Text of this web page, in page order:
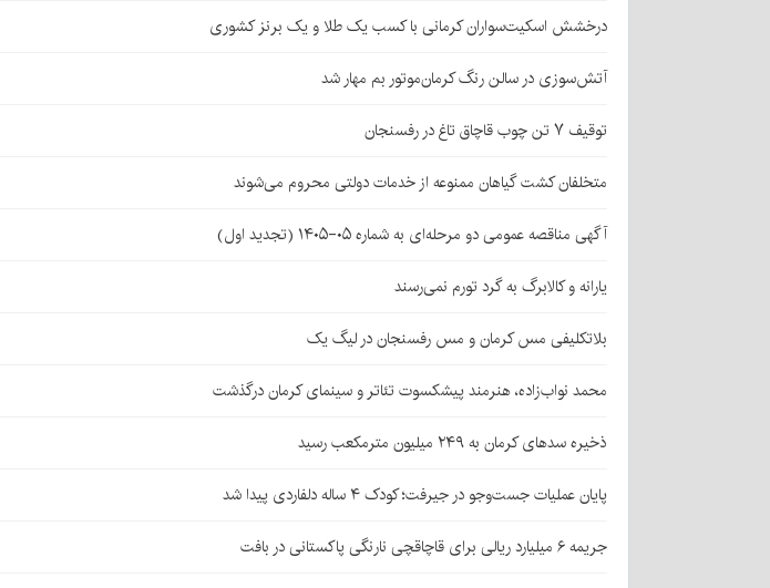
درخشش اسکیت‌سواران کرمانی با کسب یک طلا و یک برنز کشوری
آتش‌سوزی در سالن رنگ کرمان‌موتور بم مهار شد
توقیف ۷ تن چوب قاچاق تاغ در رفسنجان
متخلفان کشت گیاهان ممنوعه از خدمات دولتی محروم می‌شوند
آگهی مناقصه عمومی دو مرحله‌ای به شماره ۰۵-۱۴۰۵ (تجدید اول)
یارانه و کالابرگ به گرد تورم نمی‌رسند
بلاتکلیفی مس کرمان و مس رفسنجان در لیگ یک
محمد نواب‌زاده، هنرمند پیشکسوت تئاتر و سینمای کرمان درگذشت
ذخیره سدهای کرمان به ۲۴۹ میلیون مترمکعب رسید
پایان عملیات جست‌وجو در جیرفت؛ کودک ۴ ساله دلفاردی پیدا شد
جریمه ۶ میلیارد ریالی برای قاچاقچی نارنگی پاکستانی در بافت